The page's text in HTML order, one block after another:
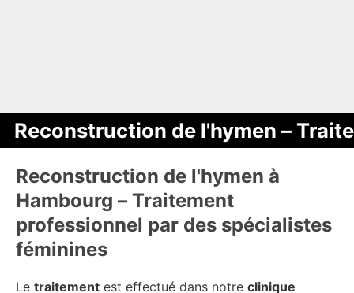
Reconstruction de l'hymen –
Reconstruction de l'hymen à
Hambourg – Traitement
professionnel par des spécialistes
féminines
Le traitement est effectué dans notre clinique